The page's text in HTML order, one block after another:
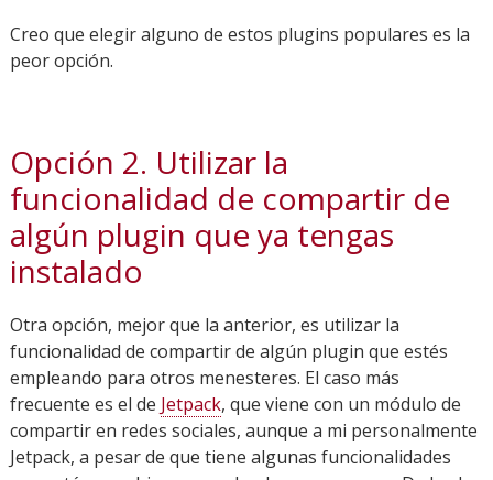
Creo que elegir alguno de estos plugins populares es la
peor opción.
Opción 2. Utilizar la
funcionalidad de compartir de
algún plugin que ya tengas
instalado
Otra opción, mejor que la anterior, es utilizar la
funcionalidad de compartir de algún plugin que estés
empleando para otros menesteres. El caso más
frecuente es el de Jetpack, que viene con un módulo de
compartir en redes sociales, aunque a mi personalmente
Jetpack, a pesar de que tiene algunas funcionalidades